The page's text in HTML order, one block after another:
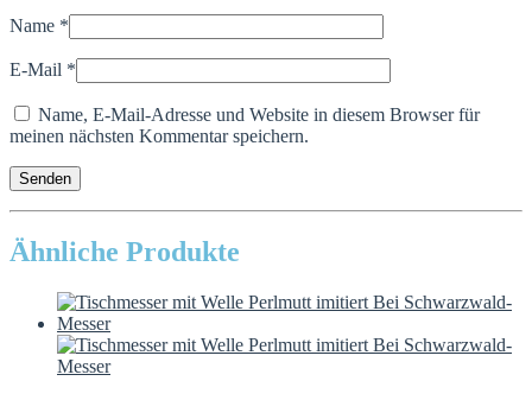
Name *
E-Mail *
Name, E-Mail-Adresse und Website in diesem Browser für
meinen nächsten Kommentar speichern.
Ähnliche Produkte